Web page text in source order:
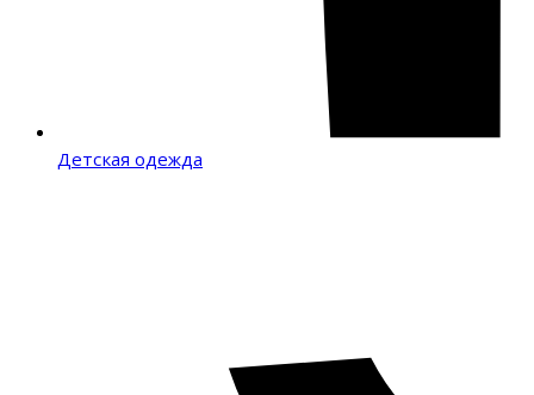
Детская одежда